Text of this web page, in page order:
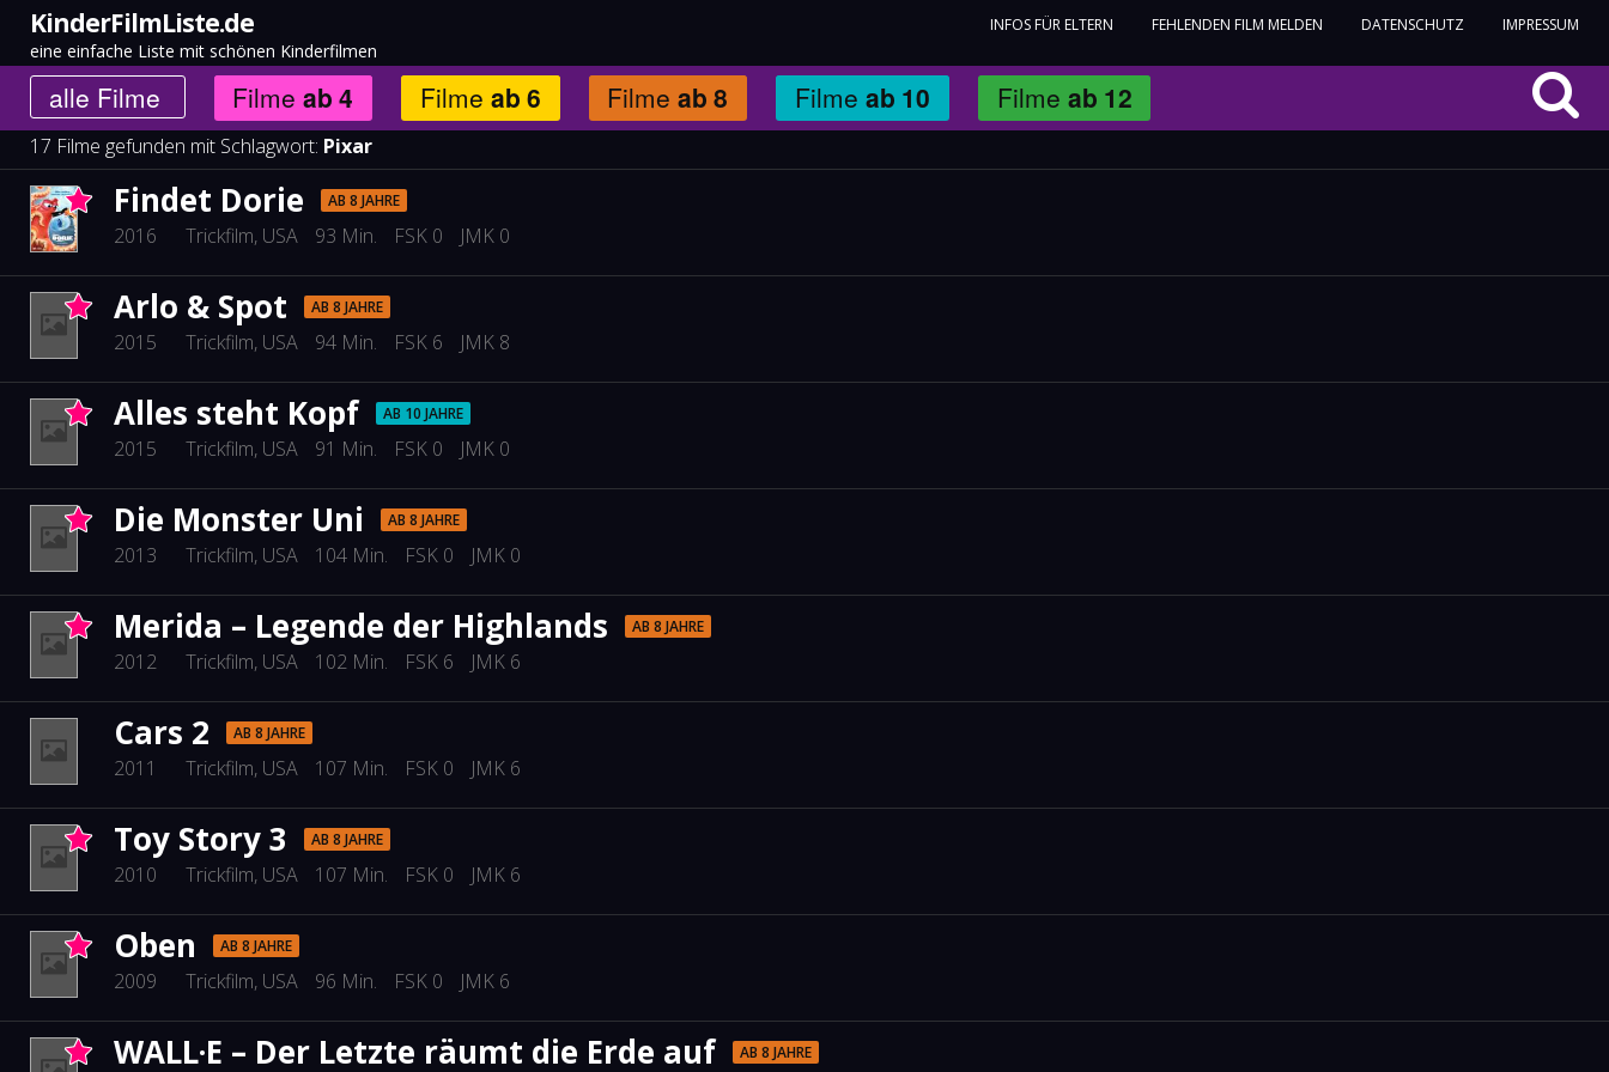
KinderFilmListe.de
eine einfache Liste mit schönen Kinderfilmen
INFOS FÜR ELTERN FEHLENDEN FILM MELDEN DATENSCHUTZ IMPRESSUM
alle Filme Filme ab 4 Filme ab 6 Filme ab 8 Filme ab 10 Filme ab 12
17 Filme gefunden mit Schlagwort: Pixar
Findet Dorie AB 8 JAHRE
2016 Trickfilm, USA 93 Min. FSK 0 JMK 0
Arlo & Spot AB 8 JAHRE
2015 Trickfilm, USA 94 Min. FSK 6 JMK 8
Alles steht Kopf AB 10 JAHRE
2015 Trickfilm, USA 91 Min. FSK 0 JMK 0
Die Monster Uni AB 8 JAHRE
2013 Trickfilm, USA 104 Min. FSK 0 JMK 0
Merida – Legende der Highlands AB 8 JAHRE
2012 Trickfilm, USA 102 Min. FSK 6 JMK 6
Cars 2 AB 8 JAHRE
2011 Trickfilm, USA 107 Min. FSK 0 JMK 6
Toy Story 3 AB 8 JAHRE
2010 Trickfilm, USA 107 Min. FSK 0 JMK 6
Oben AB 8 JAHRE
2009 Trickfilm, USA 96 Min. FSK 0 JMK 6
WALL·E – Der Letzte räumt die Erde auf AB 8 JAHRE